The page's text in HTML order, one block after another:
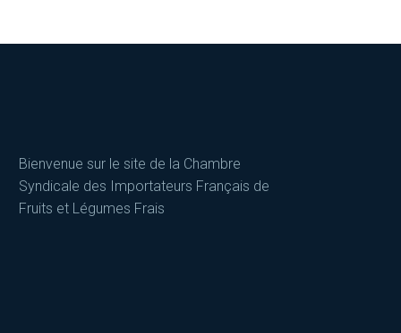
Bienvenue sur le site de la Chambre
Syndicale des Importateurs Français de
Fruits et Légumes Frais